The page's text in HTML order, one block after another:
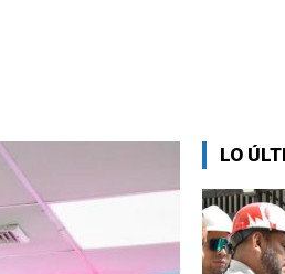
LO